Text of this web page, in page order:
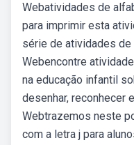
Webatividades de
para imprimir esta
série de atividades de
Webencontre
na educação infantil
desenhar, reconhecer
Webtrazemos neste
com a letra j para